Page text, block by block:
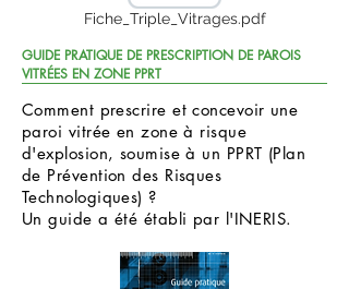
Fiche_Triple_Vitrages.pdf
GUIDE PRATIQUE DE PRESCRIPTION DE PAROIS
VITRÉES EN ZONE PPRT
Comment prescrire et concevoir une
paroi vitrée en zone à risque
d'explosion, soumise à un PPRT (Plan
de Prévention des Risques
Technologiques) ?
Un guide a été établi par l'INERIS.